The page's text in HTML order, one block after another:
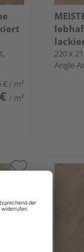
€/ m²
/ m²
220 x
Angle-